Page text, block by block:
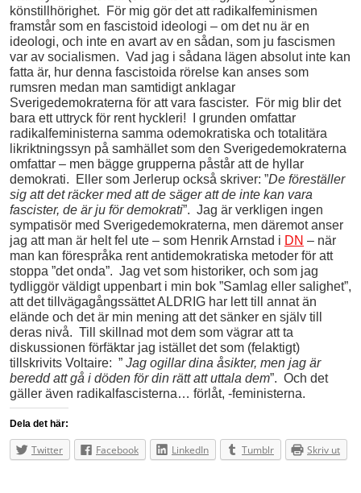
könstillhörighet. För mig gör det att radikalfeminismen
framstår som en fascistoid ideologi – om det nu är en
ideologi, och inte en avart av en sådan, som ju fascismen
var av socialismen. Vad jag i sådana lägen absolut inte kan
fatta är, hur denna fascistoida rörelse kan anses som
rumsren medan man samtidigt anklagar
Sverigedemokraterna för att vara fascister. För mig blir det
bara ett uttryck för rent hyckleri! I grunden omfattar
radikalfeministerna samma odemokratiska och totalitära
likriktningssyn på samhället som den Sverigedemokraterna
omfattar – men bägge grupperna påstår att de hyllar
demokrati. Eller som Jerlerup också skriver: ”De föreställer
sig att det räcker med att de säger att de inte kan vara
fascister, de är ju för demokrati”. Jag är verkligen ingen
sympatisör med Sverigedemokraterna, men däremot anser
jag att man är helt fel ute – som Henrik Arnstad i DN – när
man kan förespråka rent antidemokratiska metoder för att
stoppa ”det onda”. Jag vet som historiker, och som jag
tydliggör väldigt uppenbart i min bok ”Samlag eller salighet”,
att det tillvägagångssättet ALDRIG har lett till annat än
elände och det är min mening att det sänker en själv till
deras nivå. Till skillnad mot dem som vägrar att ta
diskussionen förfäktar jag istället det som (felaktigt)
tillskrivits Voltaire: ” Jag ogillar dina åsikter, men jag är
beredd att gå i döden för din rätt att uttala dem”. Och det
gäller även radikalfascisterna… förlåt, -feministerna.
Dela det här:
Twitter Facebook LinkedIn Tumblr Skriv ut